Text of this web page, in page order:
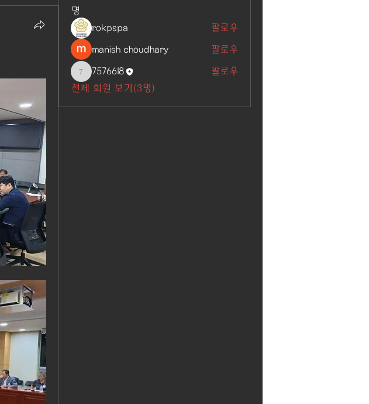
명
rokpspa
팔로우
manish choudhary 팔로우
7576618
7576618
팔로우
전체 회원 보기(3명)